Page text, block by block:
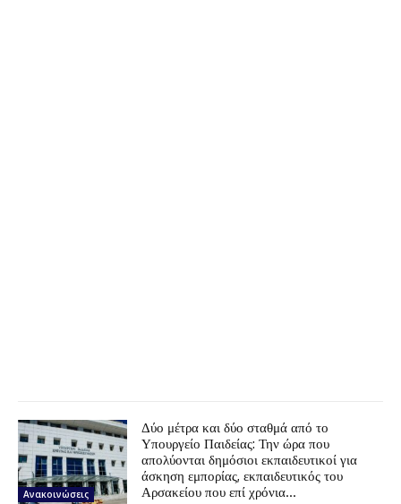
Ανακοινώσεις
Δύο μέτρα και δύο σταθμά από το
Υπουργείο Παιδείας: Την ώρα που
απολύονται δημόσιοι εκπαιδευτικοί για
άσκηση εμπορίας, εκπαιδευτικός του
Αρσακείου που επί χρόνια...